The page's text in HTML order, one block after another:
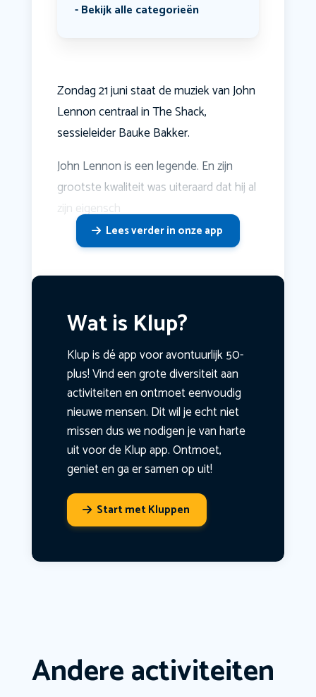
Bekijk alle categorieën
Zondag 21 juni staat de muziek van John
Lennon centraal in The Shack,
sessieleider Bauke Bakker.
John Lennon is een legende. En zijn
grootste kwaliteit was uiteraard dat hij al
zijn eigensch
Lees verder in onze app
Wat is Klup?
Klup is dé app voor avontuurlijk 50-
plus! Vind een grote diversiteit aan
activiteiten en ontmoet eenvoudig
nieuwe mensen. Dit wil je echt niet
missen dus we nodigen je van harte
uit voor de Klup app. Ontmoet,
geniet en ga er samen op uit!
Start met Kluppen
Andere activiteiten